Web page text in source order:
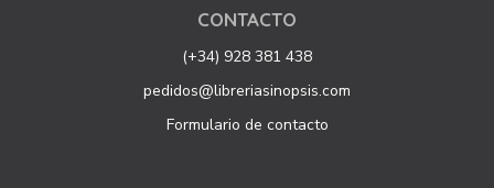
CONTACTO
(+34) 928 381 438
pedidos@libreriasinopsis.com
Formulario de contacto